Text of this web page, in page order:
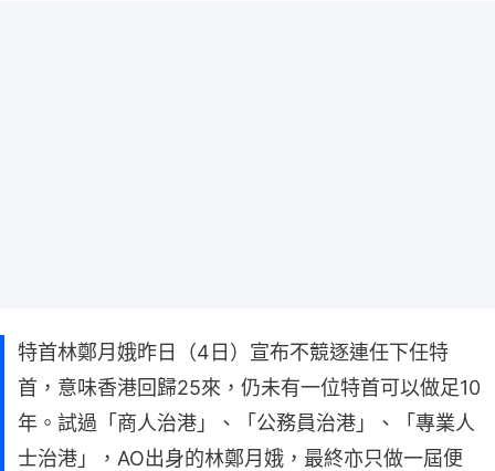
特首林鄭月娥昨日（4日）宣布不競逐連任下任特
首，意味香港回歸25來，仍未有一位特首可以做足10
年。試過「商人治港」、「公務員治港」、「專業人
士治港」，AO出身的林鄭月娥，最終亦只做一屆便